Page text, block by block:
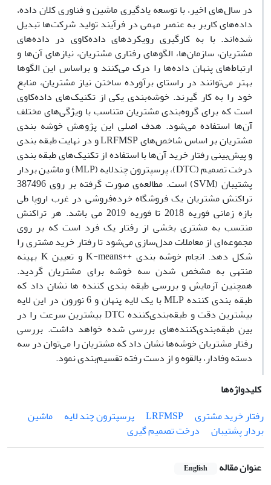
در سال‌های اخیر، با توسعه یادگیری ماشین و فناوری کلان داده،
داده‌های کاربر به عنصر مهمی در فرآیند تولید شرکت‌ها تبدیل
شده‌اند. با به کارگیری رویکردهای داده‌‏کاوی در داده‌های
مشتریان، سازمان‌ها، الگوهای رفتاری مشتریان، نیازهای آن‌ها و
ارتباط‌های پنهان داده‌ها را درک می‌کنند و براساس این الگوها
بهتر می‌توانند در راستای برآورده ساختن نیاز مشتریان، منابع
خود را به کار گیرند. خوشه‌‏بندی یکی از تکنیک‌های داده‌‏کاوی
است که برای گروه‌‏بندی مشتریان متناسب با ویژگی‌های مختلف
آن‌ها استفاده می‌شود. هدف اصلی این پژوهش خوشه‏ بندی
مشتریان بر اساس شاخص‌های LRFMSP و در نهایت طبقه ‏بندی
و پیش‌بینی رفتار خرید آن‌ها با استفاده از تکنیک‌های طبقه‏ بندی
درخت تصمیم (DTC)، پرسپترون چندلایه (MLP) و ماشین بردار
پشتیبان (SVM) است. مطالعه‌ی صورت گرفته بر روی 387496
تراکنش مشتریان یک فروشگاه خرده‌فروشی در غرب اروپا طی
بازه زمانی فوریه 2018 تا فوریه 2019 می ‏باشد. هر تراکنش
منتسب به مشتری بخشی از رفتار یک فرد است که بر روی
مجموعه‌ای از معاملات مدل‌سازی می‌شود تا رفتار خرید مشتری را
شکل دهد. انجام خوشه‏ بندی ++K-means و تعیین K بهینه
منتهی به مشخص شدن سه خوشه برای مشتریان گردید.
همچنین آزمایش و بررسی طبقه‏ بندی‏ کننده‏ ها نشان داد که
طبقه‏ بندی‏ کننده MLP با یک لایه پنهان و 6 نورون در این لایه
بیشترین دقت و طبقه‌بندی‌کننده DTC بیشترین سرعت را در
بین طبقه‏‏‌بندی‏‌‏کننده‌‏های بررسی شده خواهد داشت. بررسی
رفتار مشتریان خوشه‏‌ها نشان داد که مشتریان را می‌‏توان در سه
دسته وفادار، بالقوه و از دست رفته تقسیم‏‌بندی نمود.
کلیدواژه‌ها
رفتار خرید مشتری
LRFMSP پرسپترون چند لایه
ماشین
بردار پشتیبان
درخت تصمیم ‏گیری
عنوان مقاله English